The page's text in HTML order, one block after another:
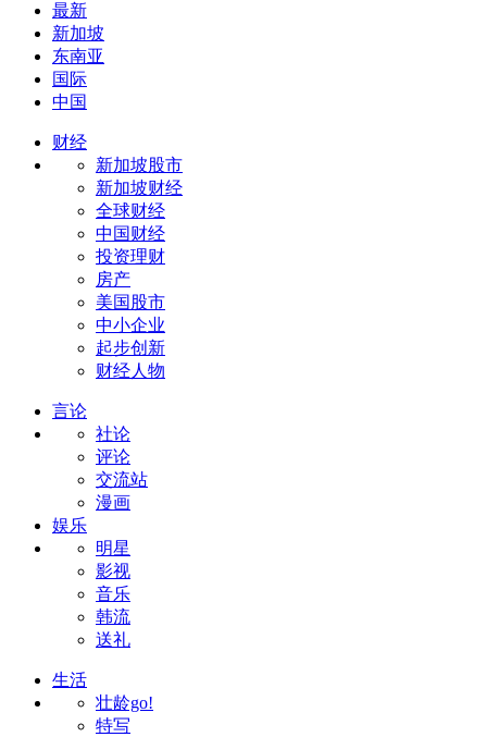
最新
新加坡
东南亚
国际
中国
财经
新加坡股市
新加坡财经
全球财经
中国财经
投资理财
房产
美国股市
中小企业
起步创新
财经人物
言论
社论
评论
交流站
漫画
娱乐
明星
影视
音乐
韩流
送礼
生活
壮龄go!
特写